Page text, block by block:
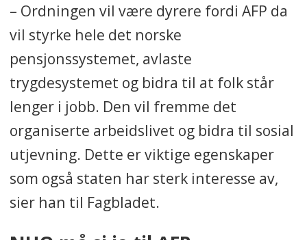
AFP en tilleggsytelse som man
kan benytte seg av fra man er
62 år, og som varer livet ut.
Det var ikke lenger et krav om å
slutte å jobbe for å bli AFP-
pensjonist.
Rett før jul i 2017 kom en
evaluering av AFP-ordningen,
som viste at AFP-reglene førte
til at mange falt ut av
– Ordningen vil være dyrere fordi AFP da
vil styrke hele det norske
pensjonssystemet, avlaste
trygdesystemet og bidra til at folk står
lenger i jobb. Den vil fremme det
organiserte arbeidslivet og bidra til sosial
utjevning. Dette er viktige egenskaper
som også staten har sterk interesse av,
sier han til Fagbladet.